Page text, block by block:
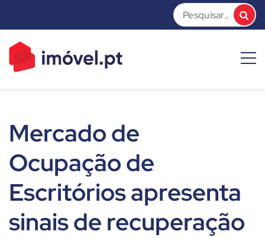
content
Mercado de
Ocupação de
Escritórios apresenta
sinais de recuperação